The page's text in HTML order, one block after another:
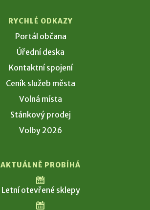
RYCHLÉ ODKAZY
Portál občana
Úřední deska
Kontaktní spojení
Ceník služeb města
Volná místa
Stánkový prodej
Volby 2026
AKTUÁLNĚ PROBÍHÁ
Letní otevřené sklepy